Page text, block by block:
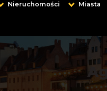
Nieruchomości Miasta